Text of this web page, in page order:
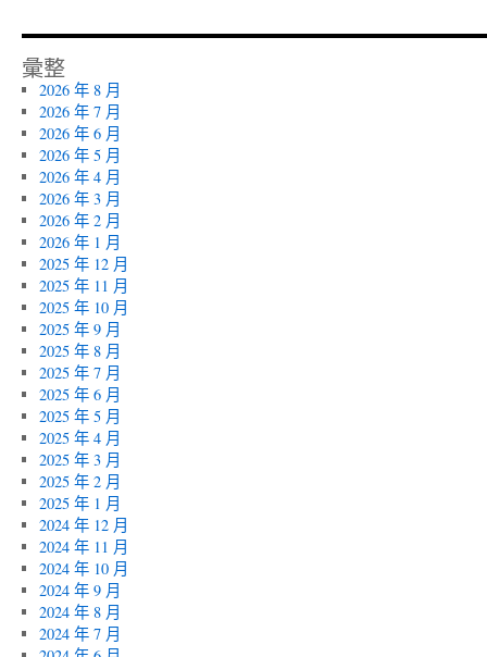
彙整
2026 年 8 月
2026 年 7 月
2026 年 6 月
2026 年 5 月
2026 年 4 月
2026 年 3 月
2026 年 2 月
2026 年 1 月
2025 年 12 月
2025 年 11 月
2025 年 10 月
2025 年 9 月
2025 年 8 月
2025 年 7 月
2025 年 6 月
2025 年 5 月
2025 年 4 月
2025 年 3 月
2025 年 2 月
2025 年 1 月
2024 年 12 月
2024 年 11 月
2024 年 10 月
2024 年 9 月
2024 年 8 月
2024 年 7 月